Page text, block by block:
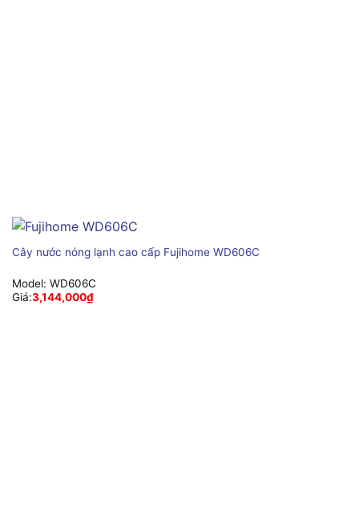
Cây nước nóng lạnh cao cấp Fujihome WD606C
Model: WD606C
Giá:3,144,000₫